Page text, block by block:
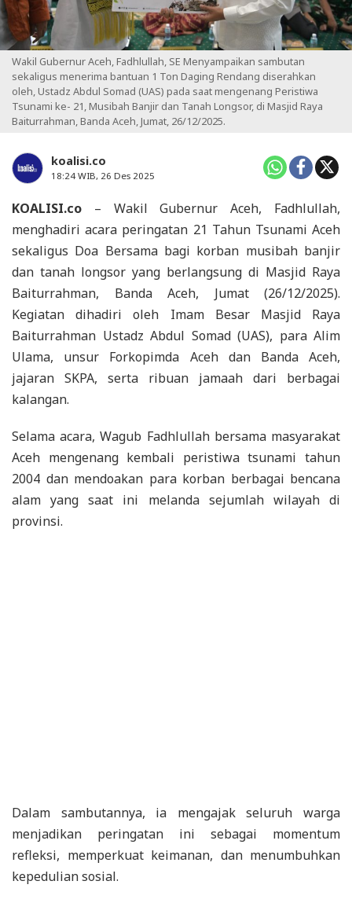
Wakil Gubernur Aceh, Fadhlullah, SE Menyampaikan sambutan
sekaligus menerima bantuan 1 Ton Daging Rendang diserahkan
oleh, Ustadz Abdul Somad (UAS) pada saat mengenang Peristiwa
Tsunami ke- 21, Musibah Banjir dan Tanah Longsor, di Masjid Raya
Baiturrahman, Banda Aceh, Jumat, 26/12/2025.
koalisi.co
18:24 WIB, 26 Des 2025
KOALISI.co – Wakil Gubernur Aceh, Fadhlullah,
menghadiri acara peringatan 21 Tahun Tsunami Aceh
sekaligus Doa Bersama bagi korban musibah banjir
dan tanah longsor yang berlangsung di Masjid Raya
Baiturrahman, Banda Aceh, Jumat (26/12/2025).
Kegiatan dihadiri oleh Imam Besar Masjid Raya
Baiturrahman Ustadz Abdul Somad (UAS), para Alim
Ulama, unsur Forkopimda Aceh dan Banda Aceh,
jajaran SKPA, serta ribuan jamaah dari berbagai
kalangan.
Selama acara, Wagub Fadhlullah bersama masyarakat
Aceh mengenang kembali peristiwa tsunami tahun
2004 dan mendoakan para korban berbagai bencana
alam yang saat ini melanda sejumlah wilayah di
provinsi.
Dalam sambutannya, ia mengajak seluruh warga
menjadikan peringatan ini sebagai momentum
refleksi, memperkuat keimanan, dan menumbuhkan
kepedulian sosial.